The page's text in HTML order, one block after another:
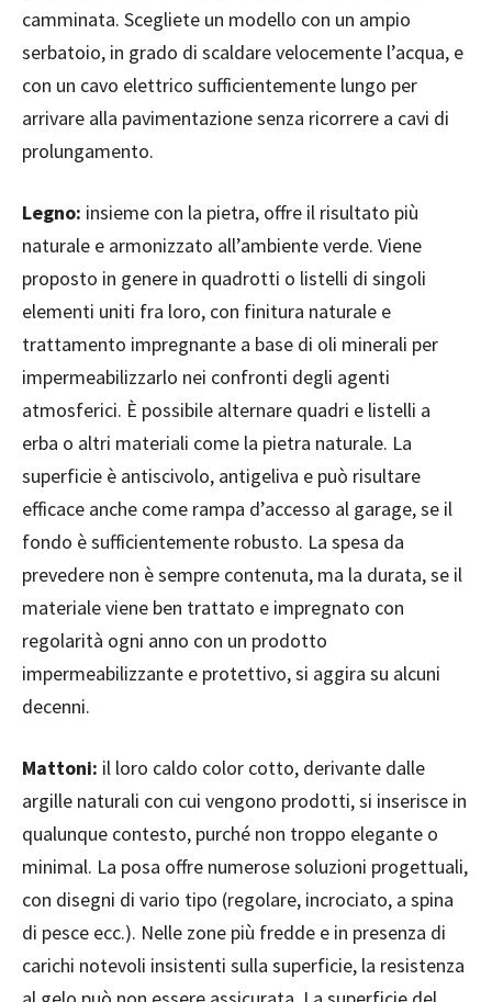
camminata. Scegliete un modello con un ampio
serbatoio, in grado di scaldare velocemente l’acqua, e
con un cavo elettrico sufficientemente lungo per
arrivare alla pavimentazione senza ricorrere a cavi di
prolungamento.
Legno: insieme con la pietra, offre il risultato più
naturale e armonizzato all’ambiente verde. Viene
proposto in genere in quadrotti o listelli di singoli
elementi uniti fra loro, con finitura naturale e
trattamento impregnante a base di oli minerali per
impermeabilizzarlo nei confronti degli agenti
atmosferici. È possibile alternare quadri e listelli a
erba o altri materiali come la pietra naturale. La
superficie è antiscivolo, antigeliva e può risultare
efficace anche come rampa d’accesso al garage, se il
fondo è sufficientemente robusto. La spesa da
prevedere non è sempre contenuta, ma la durata, se il
materiale viene ben trattato e impregnato con
regolarità ogni anno con un prodotto
impermeabilizzante e protettivo, si aggira su alcuni
decenni.
Mattoni: il loro caldo color cotto, derivante dalle
argille naturali con cui vengono prodotti, si inserisce in
qualunque contesto, purché non troppo elegante o
minimal. La posa offre numerose soluzioni progettuali,
con disegni di vario tipo (regolare, incrociato, a spina
di pesce ecc.). Nelle zone più fredde e in presenza di
carichi notevoli insistenti sulla superficie, la resistenza